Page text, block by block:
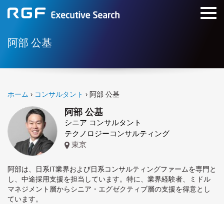
阿部 公基
ホーム › コンサルタント › 阿部 公基
阿部 公基
シニア コンサルタント
テクノロジーコンサルティング
東京
阿部は、日系IT業界および日系コンサルティングファームを専門と
し、中途採用支援を担当しています。特に、業界経験者、ミドル
マネジメント層からシニア・エグゼクティブ層の支援を得意とし
ています。